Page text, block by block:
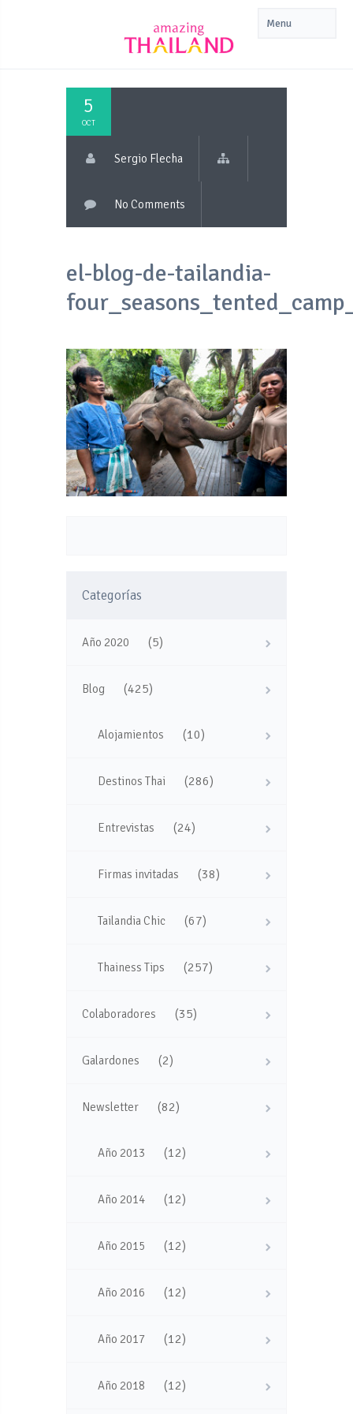
5
OCT
Sergio Flecha
No Comments
el-blog-de-tailandia-
Categorías
Año 2020 (5)
Blog (425)
Alojamientos (10)
Destinos Thai (286)
Entrevistas (24)
Firmas invitadas (38)
Tailandia Chic (67)
Thainess Tips (257)
Colaboradores (35)
Galardones (2)
Newsletter (82)
Año 2013 (12)
Año 2014 (12)
Año 2015 (12)
Año 2016 (12)
Año 2017 (12)
Año 2018 (12)